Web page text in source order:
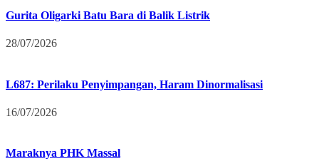
Gurita Oligarki Batu Bara di Balik Listrik
28/07/2026
L687: Perilaku Penyimpangan, Haram Dinormalisasi
16/07/2026
Maraknya PHK Massal